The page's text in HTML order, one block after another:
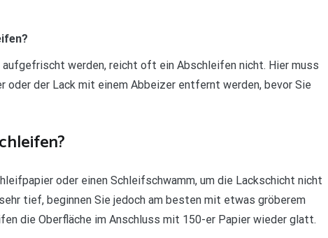
werden, reicht oft ein Abschleifen nicht. Hier muss
oder der Lack mit einem Abbeizer entfernt werden, bevor Sie
oder einen Schleifschwamm, um die Lackschicht nicht
tief, beginnen Sie jedoch am besten mit etwas gröberem
die Oberfläche im Anschluss mit 150-er Papier wieder glatt.